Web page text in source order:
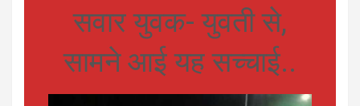
सवार युवक- युवती से,
सामने आई यह सच्चाई..